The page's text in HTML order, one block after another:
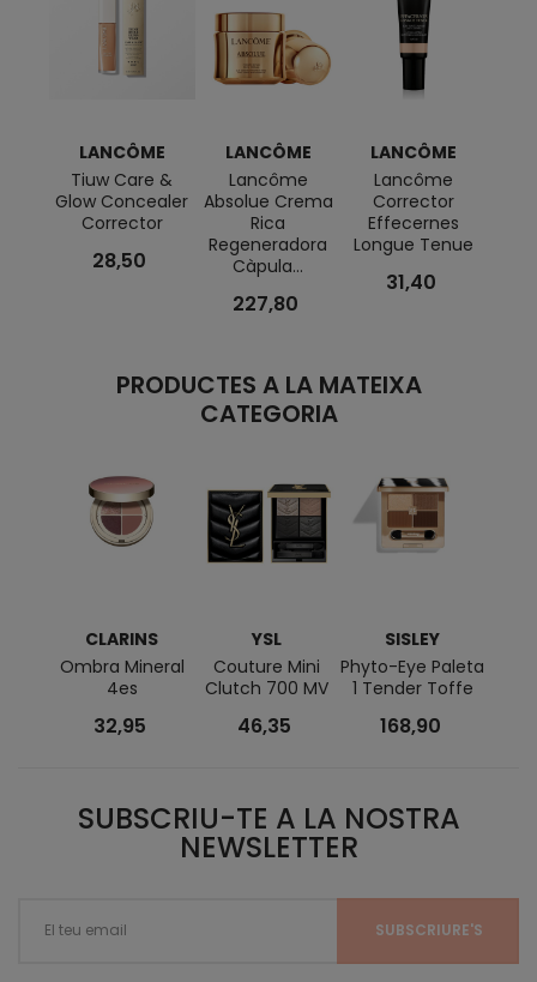
LANCÔME
Tiuw Care &
Glow Concealer
Corrector
28,50
LANCÔME
Lancôme
Absolue Crema
Rica
Regeneradora
Càpula...
227,80
LANCÔME
Lancôme
Corrector
Effecernes
Longue Tenue
31,40
PRODUCTES A LA MATEIXA
CATEGORIA
CLARINS
Ombra Mineral
4es
32,95
YSL
Couture Mini
Clutch 700 MV
46,35
SISLEY
Phyto-Eye Paleta
1 Tender Toffe
168,90
SUBSCRIU-TE A LA NOSTRA
NEWSLETTER